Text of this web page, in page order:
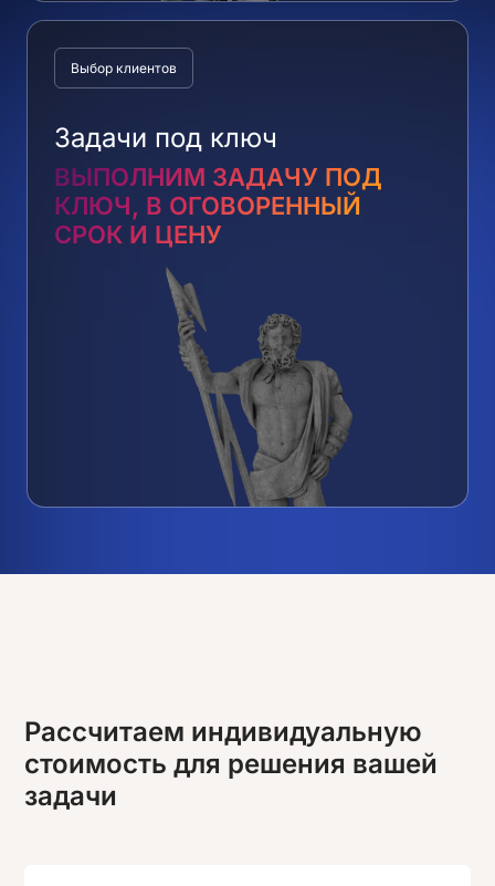
Выбор клиентов
Задачи под ключ
ВЫПОЛНИМ ЗАДАЧУ ПОД
КЛЮЧ, В ОГОВОРЕННЫЙ
СРОК И ЦЕНУ
Рассчитаем индивидуальную
стоимость для решения вашей
задачи